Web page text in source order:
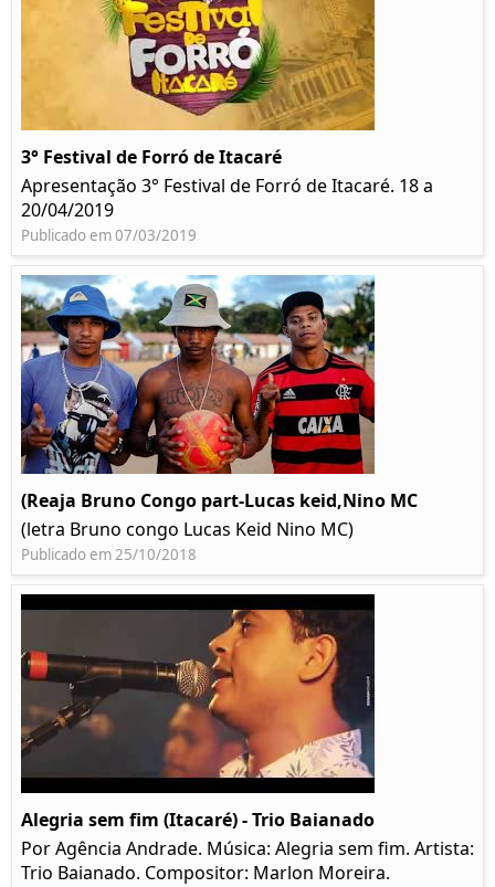
3° Festival de Forró de Itacaré
Apresentação 3° Festival de Forró de Itacaré. 18 a
20/04/2019
Publicado em 07/03/2019
(Reaja Bruno Congo part-Lucas keid,Nino MC
(letra Bruno congo Lucas Keid Nino MC)
Publicado em 25/10/2018
Alegria sem fim (Itacaré) - Trio Baianado
Por Agência Andrade. Música: Alegria sem fim. Artista:
Trio Baianado. Compositor: Marlon Moreira.